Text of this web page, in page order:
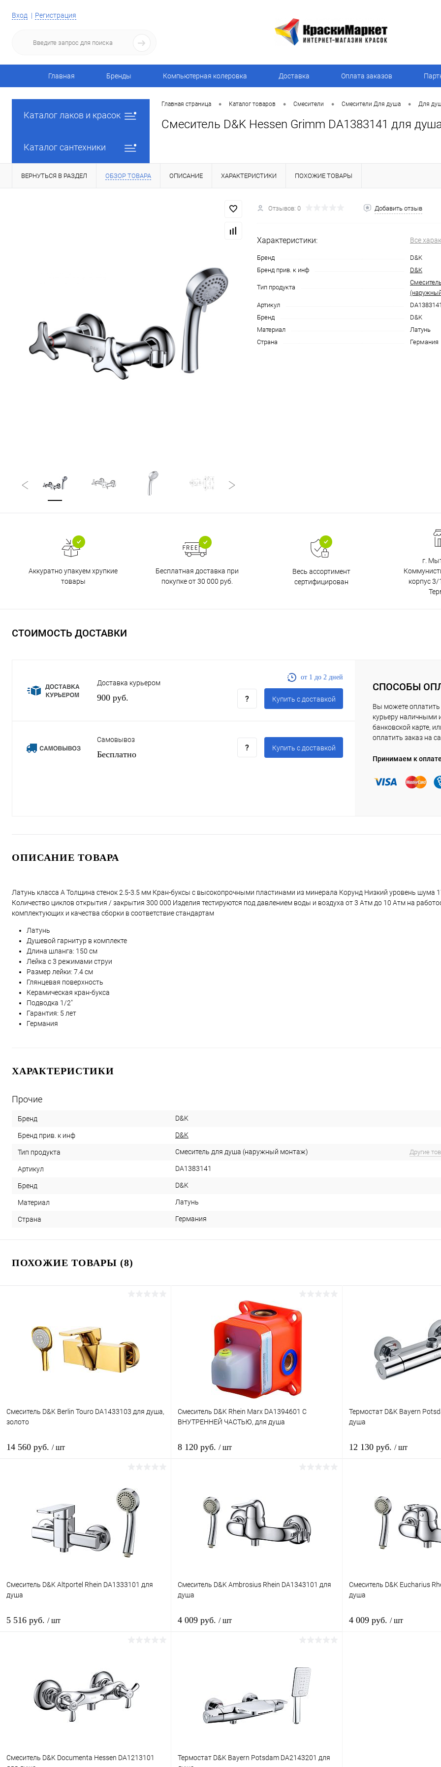
Вход Регистрация
Главная Бренды Компьютерная колеровка Доставка Оплата заказов
Каталог лаков и красок
Каталог сантехники
Главная страница • Каталог товаров • Смесители • Смесители Для душа • Для
Смеситель D&K Hessen Grimm DA1383141 для
ВЕРНУТЬСЯ В РАЗДЕЛ ОБЗОР ТОВАРА ОПИСАНИЕ ХАРАКТЕРИСТИКИ ПОХОЖИЕ ТОВАРЫ
Отзывов: 0 Добавить отзыв
Характеристики: Все
Бренд
D&K
Бренд прив. к инф
D&K
Тип продукта
Артикул
Бренд
D&K
Материал
Латунь
Страна
Германия
Аккуратно упакуем хрупкие
товары
Бесплатная доставка при
покупке от 30 000 руб.
Весь ассортимент
сертифицирован
г.
корпус 3/
СТОИМОСТЬ ДОСТАВКИ
Доставка курьером
900 руб.
от 1 до 2 дней
Купить c доставкой
Самовывоз
Бесплатно
Купить c доставкой
СПОСОБЫ
Вы можете оплатить
курьеру наличными
банковской карте,
оплатить заказ на
Принимаем к
ОПИСАНИЕ ТОВАРА
Латунь класса А Толщина стенок 2.5-3.5 мм Кран-буксы с высокопрочными пластинами из минерала Корунд Низкий уровень шума
Количество циклов открытия / закрытия 300 000 Изделия тестируются под давлением воды и воздуха от 3 Атм до 10 Атм на
комплектующих и качества сборки в соответствие стандартам
Латунь
Душевой гарнитур в комплекте
Длина шланга: 150 см
Лейка с 3 режимами струи
Размер лейки: 7.4 см
Глянцевая поверхность
Керамическая кран-букса
Подводка 1/2"
Гарантия: 5 лет
Германия
ХАРАКТЕРИСТИКИ
Прочие
Бренд D&K
Бренд прив. к инф D&K
Тип продукта Смеситель для душа (наружный монтаж) Другие
Артикул DA1383141
Бренд D&K
Материал Латунь
Страна Германия
ПОХОЖИЕ ТОВАРЫ (8)
Смеситель D&K Berlin Touro DA1433103 для душа,
золото
14 560 руб. / шт
Купить в 1 клик Сравнение
В избранное Под заказ
Смеситель D&K Rhein Marx DA1394601 С
ВНУТРЕННЕЙ ЧАСТЬЮ, для душа
8 120 руб. / шт
Купить в 1 клик Сравнение
В избранное Под заказ
Термостат D&K Bayern
душа
12 130 руб. / шт
Купить в 1 клик
В избранное
Смеситель D&K Altportel Rhein DA1333101 для
душа
5 516 руб. / шт
Купить в 1 клик Сравнение
В избранное Под заказ
Смеситель D&K Ambrosius Rhein DA1343101 для
душа
4 009 руб. / шт
Сравнение
В избранное Под заказ
Смеситель D&K Eucharius
душа
4 009 руб. / шт
Смеситель D&K Documenta Hessen DA1213101
Термостат D&K Bayern Potsdam DA2143201 для